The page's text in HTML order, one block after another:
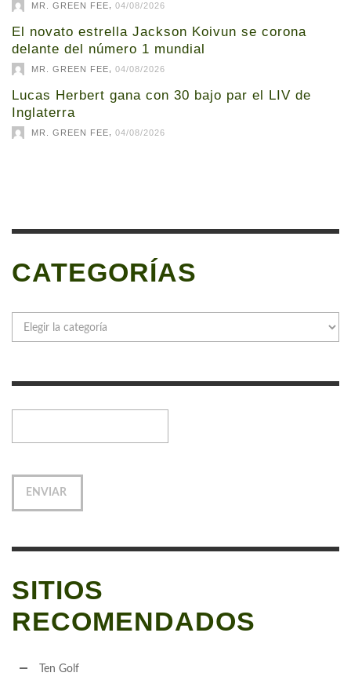
MR. GREEN FEE 04/08/2026
El novato estrella Jackson Koivun se corona
delante del número 1 mundial
MR. GREEN FEE 04/08/2026
Lucas Herbert gana con 30 bajo par el LIV de
Inglaterra
MR. GREEN FEE 04/08/2026
CATEGORÍAS
SITIOS
RECOMENDADOS
Ten Golf